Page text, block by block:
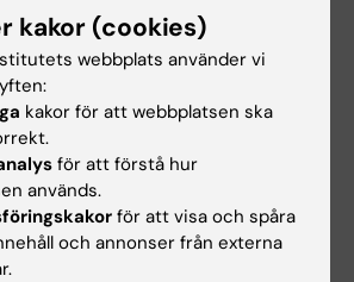
fysioterapeutprogrammets
programwebb hittar du allt
student på
kakor (cookies)
webbplats använder vi
kakor för att webbplatsen ska
för att förstå hur
används.
för att visa och spåra
och annonser från externa